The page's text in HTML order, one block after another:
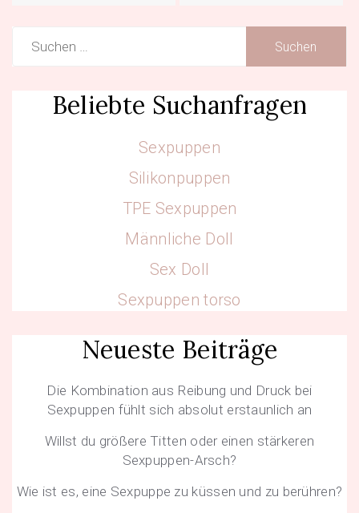
nach:
Beliebte Suchanfragen
Sexpuppen
Silikonpuppen
TPE Sexpuppen
Männliche Doll
Sex Doll
Sexpuppen torso
Neueste Beiträge
Die Kombination aus Reibung und Druck bei
Sexpuppen fühlt sich absolut erstaunlich an
Willst du größere Titten oder einen stärkeren
Sexpuppen-Arsch?
Wie ist es, eine Sexpuppe zu küssen und zu berühren?